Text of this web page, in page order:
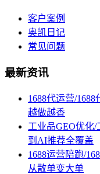
客户案例
奥凯日记
常见问题
最新资讯
1688代运营/
越做越香
工业品GEO优化
到AI推荐全覆盖
1688运营陪跑/
从散单变大单